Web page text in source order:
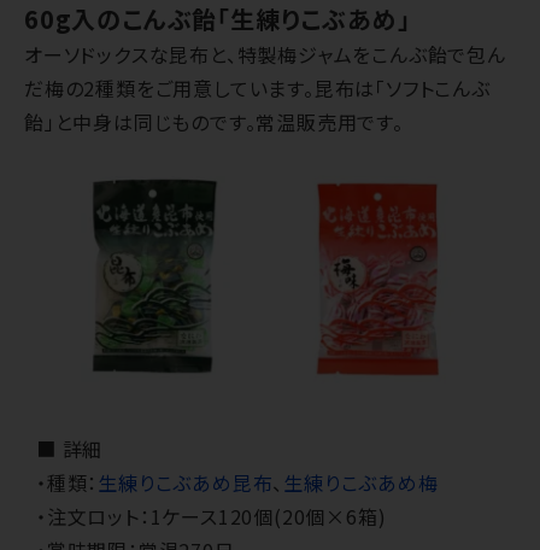
60g入のこんぶ飴「生練りこぶあめ」
オーソドックスな昆布と、特製梅ジャムをこんぶ飴で包ん
だ梅の2種類をご用意しています。昆布は「ソフトこんぶ
飴」と中身は同じものです。常温販売用です。
■ 詳細
・種類： 生練りこぶあめ昆布、 生練りこぶあめ梅
・注文ロット：1ケース120個(20個×6箱)